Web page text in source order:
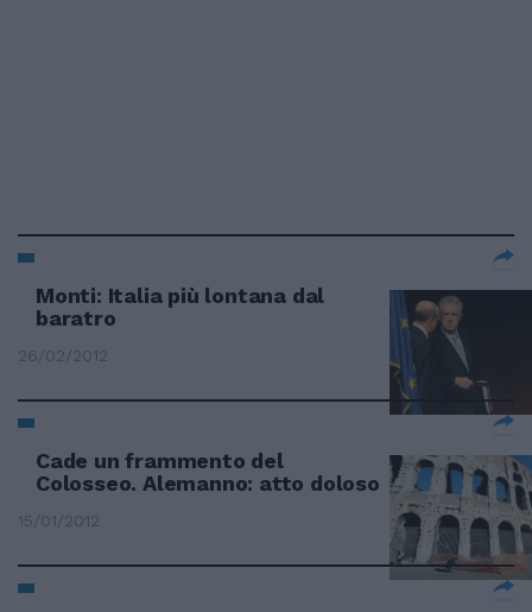
Monti: Italia più lontana dal
baratro
26/02/2012
Cade un frammento del
Colosseo. Alemanno: atto doloso
15/01/2012